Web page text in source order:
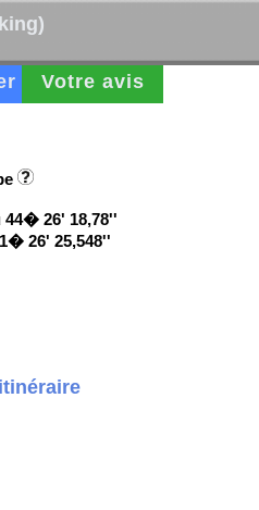
Votre avis
44� 26' 18,78''
26' 25,548''